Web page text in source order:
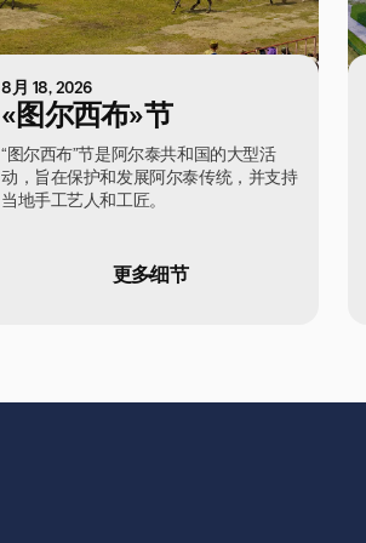
«图尔西布»节
8月 18, 2026
“图尔西布”节是阿尔泰共和国的大型活
动，旨在保护和发展阿尔泰传统，并支持
当地手工艺人和工匠。
更多细节